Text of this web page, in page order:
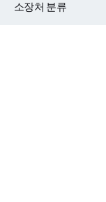
소장처 분류